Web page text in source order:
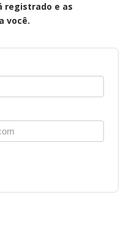
registrado e as
você.